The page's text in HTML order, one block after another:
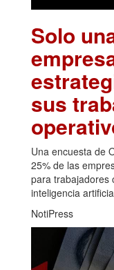
Solo
sus
Una encuesta de
25% de las
para trabajadores
inteligencia
NotiPress